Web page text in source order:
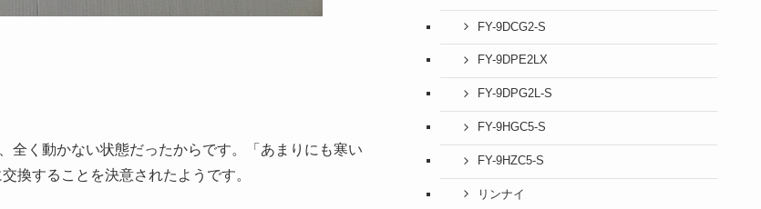
全く動かない状態だったからです。「あまりにも寒い
換することを決意されたようです。
FY-9DCG2-S
FY-9DPE2LX
FY-9DPG2L-S
FY-9HGC5-S
FY-9HZC5-S
リンナイ